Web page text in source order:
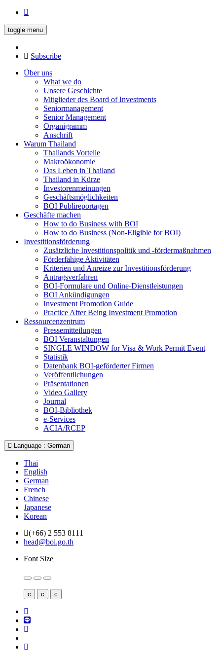
toggle menu
Subscribe
Über uns
What we do
Unsere Geschichte
Mitglieder des Board of Investments
Seniormanagement
Senior Management
Organigramm
Anschrift
Warum Thailand
Thailands Vorteile
Makroökonomie
Das Leben in Thailand
Thailand in Kürze
Investorenmeinungen
Geschäftsmöglichkeiten
BOI Publireportagen
Geschäfte machen
How to do Business with BOI
How to do Business (Non-Eligible for BOI)
Investitionsförderung
Zusätzliche Investitionspolitik und -fördermaßnahmen
Förderfähige Aktivitäten
Kriterien und Anreize zur Investitionsförderung
Antragsverfahren
BOI-Formulare und Online-Dienstleistungen
BOI Ankündigungen
Investment Promotion Guide
Practice After Being Investment Promotion
Ressourcenzentrum
Pressemitteilungen
BOI Veranstaltungen
SINGLE WINDOW for Visa & Work Permit Event
Statistik
Datenbank BOI-geförderter Firmen
Veröffentlichungen
Präsentationen
Video Gallery
Journal
BOI-Bibliothek
e-Services
ACIA/RCEP
Language : German
Thai
English
German
French
Chinese
Japanese
Korean
(+66) 2 553 8111
head@boi.go.th
Font Size
c c c